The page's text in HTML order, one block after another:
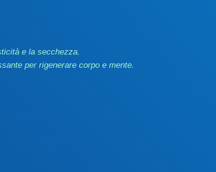
e la secchezza.
per rigenerare corpo e mente.